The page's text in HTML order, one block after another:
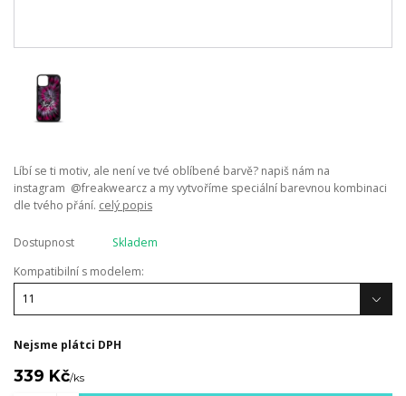
Líbí se ti motiv, ale není ve tvé oblíbené barvě? napiš nám na
instagram @freakwearcz a my vytvoříme speciální barevnou kombinaci
dle tvého přání. celý popis
Dostupnost
Skladem
Kompatibilní s modelem:
Nejsme plátci DPH
339 Kč/ks